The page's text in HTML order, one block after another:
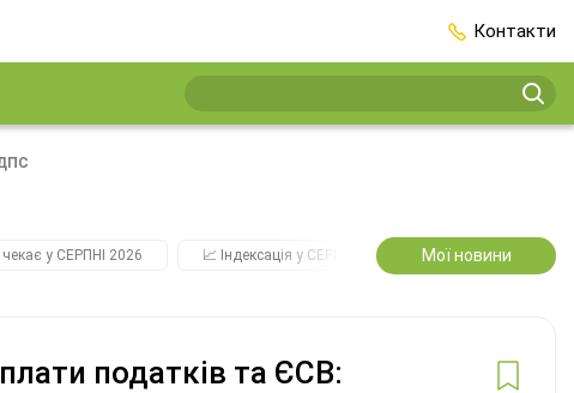
Контакти
у СЕРПНІ 2026 📈 Індексація у СЕРПНІ 2️⃣0️⃣2️⃣7️⃣ Усі ключові
Мої новини
податків та ЄСВ: